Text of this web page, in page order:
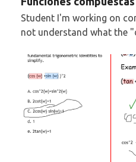
Student I'm working on
not understand what the